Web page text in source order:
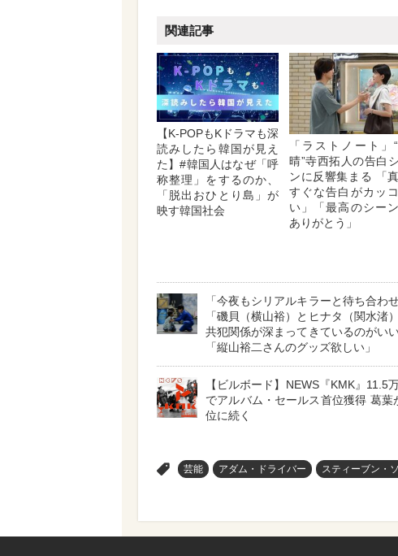
関連記事
【K-POPもKドラマも深
読みしたら韓国が見え
た】#韓国人はなぜ「呼
称整理」をするのか、
「脱出おひとり島」が
映す韓国社会
「ラストノート」
晴”寺西拓人の告白
ンに反響集まる 「
すぐな告白がカッ
い」「最高のシー
ありがとう」
「今夜もシリアルキラーと待ち合わせ
「磯貝（横山裕）とヒナタ（関水渚
共犯関係が深まってきているのがいい
「縦山裕二さんのグッズ欲しい」
【ビルボード】NEWS『KMK』11.5
でアルバム・セールス首位獲得 葛葉
位に続く
芸能 アダム・ドライバー スティーブン・